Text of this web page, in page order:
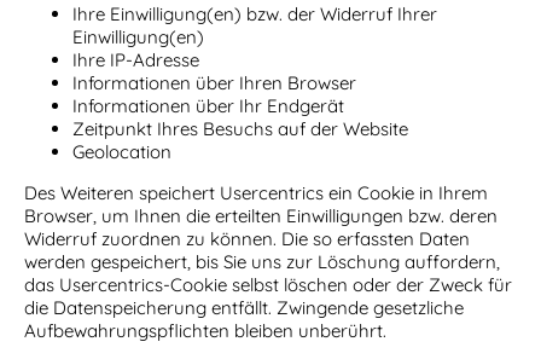
Ihre Einwilligung(en) bzw. der Widerruf Ihrer
Einwilligung(en)
Ihre IP-Adresse
Informationen über Ihren Browser
Informationen über Ihr Endgerät
Zeitpunkt Ihres Besuchs auf der Website
Geolocation
Des Weiteren speichert Usercentrics ein Cookie in Ihrem
Browser, um Ihnen die erteilten Einwilligungen bzw. deren
Widerruf zuordnen zu können. Die so erfassten Daten
werden gespeichert, bis Sie uns zur Löschung auffordern,
das Usercentrics-Cookie selbst löschen oder der Zweck für
die Datenspeicherung entfällt. Zwingende gesetzliche
Aufbewahrungspflichten bleiben unberührt.